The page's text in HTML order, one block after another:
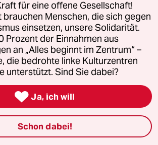
für eine offene Gesellschaft!
brauchen Menschen, die sich gegen
einsetzen, unsere Solidarität.
Prozent der Einnahmen aus
an „Alles beginnt im Zentrum“ –
die bedrohte linke Kulturzentren
unterstützt. Sind Sie dabei?
 Ja, ich will
Schon dabei!